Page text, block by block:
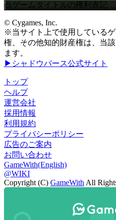
当ゲームタイトルの権利表記
© Cygames, Inc.
※当サイト上で使用している
権、その他知的財産権は、当
ます。
▶シャドウバース公式サイト
トップ
ヘルプ
運営会社
採用情報
利用規約
プライバシーポリシー
広告のご案内
お問い合わせ
GameWith(English)
@WIKI
Copyright (C) GameWith All